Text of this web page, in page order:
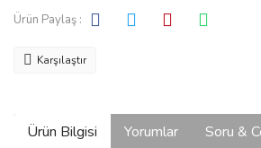
Ürün Paylaş :
Karşılaştır
Ürün Bilgisi Yorumlar Soru &